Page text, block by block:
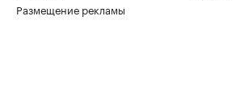
Размещение рекламы